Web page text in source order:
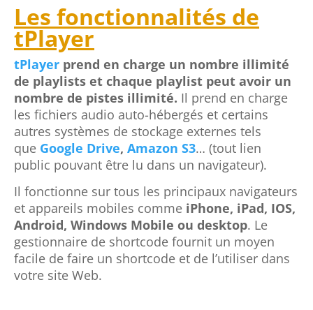
Les fonctionnalités de
tPlayer
tPlayer prend en charge un nombre illimité
de playlists et chaque playlist peut avoir un
nombre de pistes illimité. Il prend en charge
les fichiers audio auto-hébergés et certains
autres systèmes de stockage externes tels
que Google Drive, Amazon S3… (tout lien
public pouvant être lu dans un navigateur).
Il fonctionne sur tous les principaux navigateurs
et appareils mobiles comme iPhone, iPad, IOS,
Android, Windows Mobile ou desktop. Le
gestionnaire de shortcode fournit un moyen
facile de faire un shortcode et de l’utiliser dans
votre site Web.